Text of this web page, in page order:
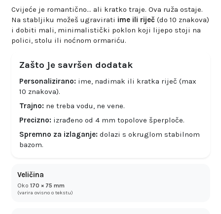
Cvijeće je romantično… ali kratko traje. Ova ruža ostaje.
Na stabljiku možeš ugravirati ime ili riječ(do 10 znakova)
i dobiti mali, minimalistički poklon koji lijepo stoji na
polici, stolu ili noćnom ormariću.
Zašto je savršen dodatak
Personalizirano:ime, nadimak ili kratka riječ (max
10 znakova).
Trajno:ne treba vodu, ne vene.
Precizno:izrađeno od 4 mm topolove šperploče.
Spremno za izlaganje:dolazi s okruglom stabilnom
bazom.
Veličina
Oko 170 × 75 mm
(varira ovisno o tekstu)